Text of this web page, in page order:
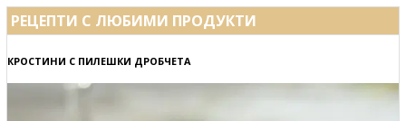
РЕЦЕПТИ С ЛЮБИМИ ПРОДУКТИ
КРОСТИНИ С ПИЛЕШКИ ДРОБЧЕТА